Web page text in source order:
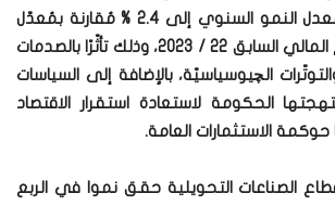
ساهم في وصول معدل النمو السنوي إلى 2.4 % مُقارنة بمُعدّل
نمو 3.8 % في العام المالي السابق 22 / 2023، وذلك تأثّرًا بالصدمات
والتوتّرات الچيوسياسيّة، بالإضافة إلى السياسات
الحكومة لاستعادة استقرار الاقتصاد
الاستثمارات العامة.
الصناعات التحويلية حقق نموا في الربع